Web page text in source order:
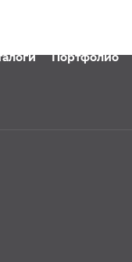
Портфолио